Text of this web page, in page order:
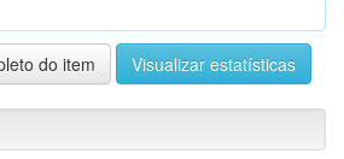
do item Visualizar estatísticas